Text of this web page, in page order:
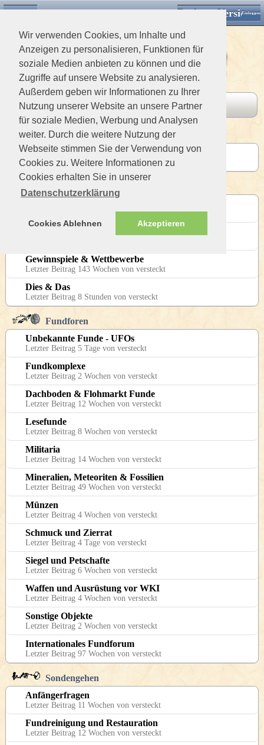
Wir verwenden Cookies, um Inhalte und
Anzeigen zu personalisieren, Funktionen für
soziale Medien anbieten zu können und die
Zugriffe auf unsere Website zu analysieren.
Außerdem geben wir Informationen zu Ihrer
Nutzung unserer Website an unsere Partner
für soziale Medien, Werbung und Analysen
weiter. Durch die weitere Nutzung der
Webseite stimmen Sie der Verwendung von
Cookies zu. Weitere Informationen zu
Cookies erhalten Sie in unserer
Datenschutzerklärung
Cookies Ablehnen Akzeptieren
Desktop VersionEinloggen
Board Letzte Beiträge
Interner Bereich
Ritterklause
Letzter Beitrag 436 Wochen von versteckt
Letzter Beitrag 5 Wochen von versteckt
Gewinnspiele & Wettbewerbe
Letzter Beitrag 143 Wochen von versteckt
Dies & Das
Letzter Beitrag 8 Stunden von versteckt
Fundforen
Unbekannte Funde - UFOs
Letzter Beitrag 5 Tage von versteckt
Fundkomplexe
Letzter Beitrag 2 Wochen von versteckt
Dachboden & Flohmarkt Funde
Letzter Beitrag 12 Wochen von versteckt
Lesefunde
Letzter Beitrag 8 Wochen von versteckt
Militaria
Letzter Beitrag 14 Wochen von versteckt
Mineralien, Meteoriten & Fossilien
Letzter Beitrag 49 Wochen von versteckt
Münzen
Letzter Beitrag 4 Wochen von versteckt
Schmuck und Zierrat
Letzter Beitrag 4 Tage von versteckt
Siegel und Petschafte
Letzter Beitrag 6 Wochen von versteckt
Waffen und Ausrüstung vor WKI
Letzter Beitrag 4 Wochen von versteckt
Sonstige Objekte
Letzter Beitrag 2 Wochen von versteckt
Internationales Fundforum
Letzter Beitrag 97 Wochen von versteckt
Sondengehen
Anfängerfragen
Letzter Beitrag 11 Wochen von versteckt
Fundreinigung und Restauration
Letzter Beitrag 12 Wochen von versteckt